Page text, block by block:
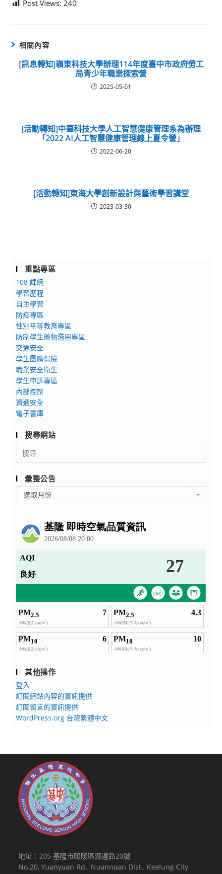
Post Views: 240
相關內容
[訊息轉知]嶺東科技大學辦理114年度臺中市政府勞工
局青少年職業探索營
2025-05-01
[活動轉知]中臺科技大學人工智慧健康管理系為辦理
「2022 AI人工智慧健康管理線上夏令營」
2022-06-20
[活動轉知]東海大學創新設計與藝術學習講堂
2023-03-30
重點專區
108 課綱
學習歷程
自主學習
防疫專區
性別平等教育專區
防制學生藥物濫用專區
交通安全
學生團體保險
職業安全衛生
學生申訴專區
內部控制
資通安全
電子書庫
搜尋網站
Search
for:
彙整公告
整
選取月份
其他操作
登入
訂閱網站內容的資訊提供
訂閱留言的資訊提供
WordPress.org 台灣繁體中文
地址：205 基隆市暖暖區源遠路20號
No.20, Yuanyuan Rd., Nuannuan Dist., Keelung City